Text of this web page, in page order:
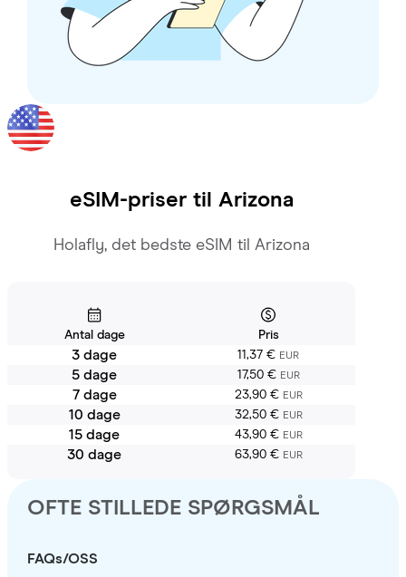
eSIM-priser til Arizona
Holafly, det bedste eSIM til Arizona
Antal dage Pris
3 dage 11,37 € EUR
5 dage 17,50 € EUR
7 dage 23,90 € EUR
10 dage 32,50 € EUR
15 dage 43,90 € EUR
30 dage 63,90 € EUR
OFTE STILLEDE SPØRGSMÅL
FAQs/OSS